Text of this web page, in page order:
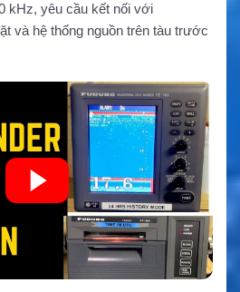
kHz, yêu cầu kết nối với
và hệ thống nguồn trên tàu trước